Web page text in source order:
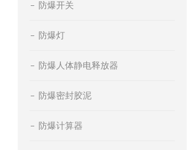
防爆开关
防爆灯
防爆人体静电释放器
防爆密封胶泥
防爆计算器